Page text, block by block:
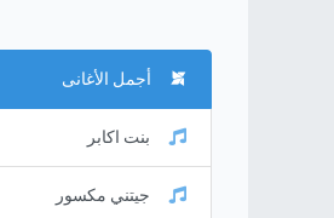
أجمل الأغانى
بنت اكابر
جيتني مكسور